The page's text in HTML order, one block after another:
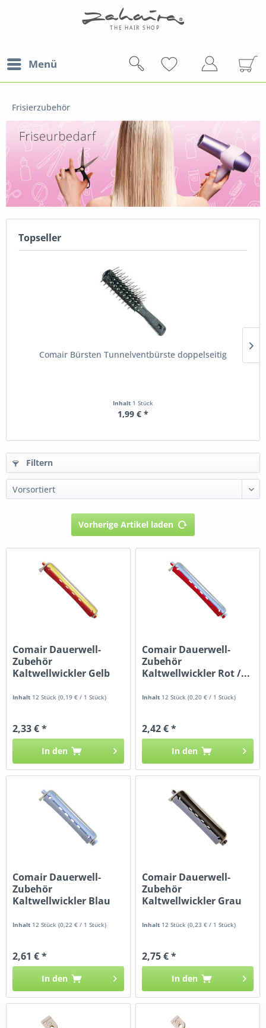
Menü
Frisierzubehör
Topseller
Comair Bürsten Tunnelventbürste doppelseitig
Inhalt 1 Stück
1,99 € *
Filtern
Vorherige Artikel laden
Comair Dauerwell-
Zubehör
Kaltwellwickler Gelb
Inhalt 12 Stück(0,19 € / 1 Stück)
2,33 € *
In den
Comair Dauerwell-
Zubehör
Kaltwellwickler Rot /...
Inhalt 12 Stück(0,20 € / 1 Stück)
2,42 € *
In den
Comair Dauerwell-
Zubehör
Kaltwellwickler Blau
Inhalt 12 Stück(0,22 € / 1 Stück)
2,61 € *
In den
Comair Dauerwell-
Zubehör
Kaltwellwickler Grau
Inhalt 12 Stück(0,23 € / 1 Stück)
2,75 € *
In den